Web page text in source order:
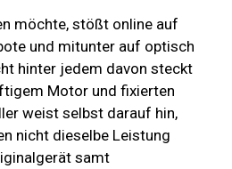
möchte, stößt online auf
und mitunter auf optisch
hinter jedem davon steckt
Motor und fixierten
weist selbst darauf hin,
nicht dieselbe Leistung
samt